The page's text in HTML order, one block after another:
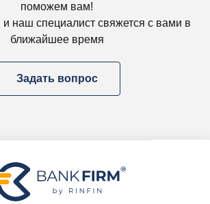
поможем вам!
наш специалист свяжется с вами в
ближайшее время
Задать вопрос